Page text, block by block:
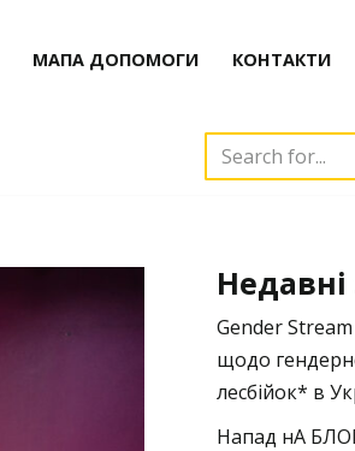
МАПА ДОПОМОГИ КОНТАКТИ
Gender
щодо
лесбійок* в
Напад нА